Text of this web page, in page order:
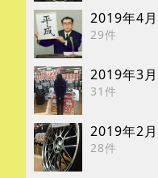
2019年4月
29件
2019年3月
31件
2019年2月
28件